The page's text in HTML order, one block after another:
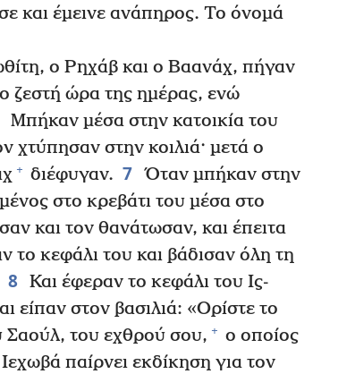
και έμεινε ανάπηρος. Το όνομά
ο Ρηχάβ και ο Βαανάχ, πήγαν
ζεστή ώρα της ημέρας, ενώ
Μπήκαν μέσα στην κατοικία του
χτύπησαν στην κοιλιά· μετά ο
+ διέφυγαν. 7 Όταν μπήκαν στην
στο κρεβάτι του μέσα στο
και τον θανάτωσαν, και έπειτα
κεφάλι του και βάδισαν όλη τη
8 Και έφεραν το κεφάλι του Ις-
είπαν στον βασιλιά: «Ορίστε το
Σαούλ, του εχθρού σου, + ο οποίος
παίρνει εκδίκηση για τον